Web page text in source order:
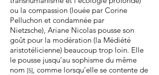
ou la compassion (louée par Corine
Pelluchon et condamnée par
Nietzsche), Ariane Nicolas pousse son
goût pour la modération (la Médiété
aristotélicienne) beaucoup trop loin. Elle
le pousse jusqu’au sophisme du même
nom [5], comme lorsqu’elle se contente de